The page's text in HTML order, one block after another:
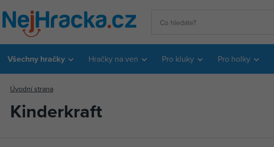
Všechny hračky Hračky na ven Pro kluky Pro holky
Úvodní strana
Kinderkraft